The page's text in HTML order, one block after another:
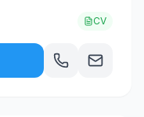
CV